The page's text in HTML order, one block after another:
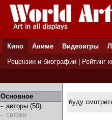
Кино Аниме Видеоигры
Рецензии и биографии
Рейтинг
Основное
- авторы (50)
- связки
буду